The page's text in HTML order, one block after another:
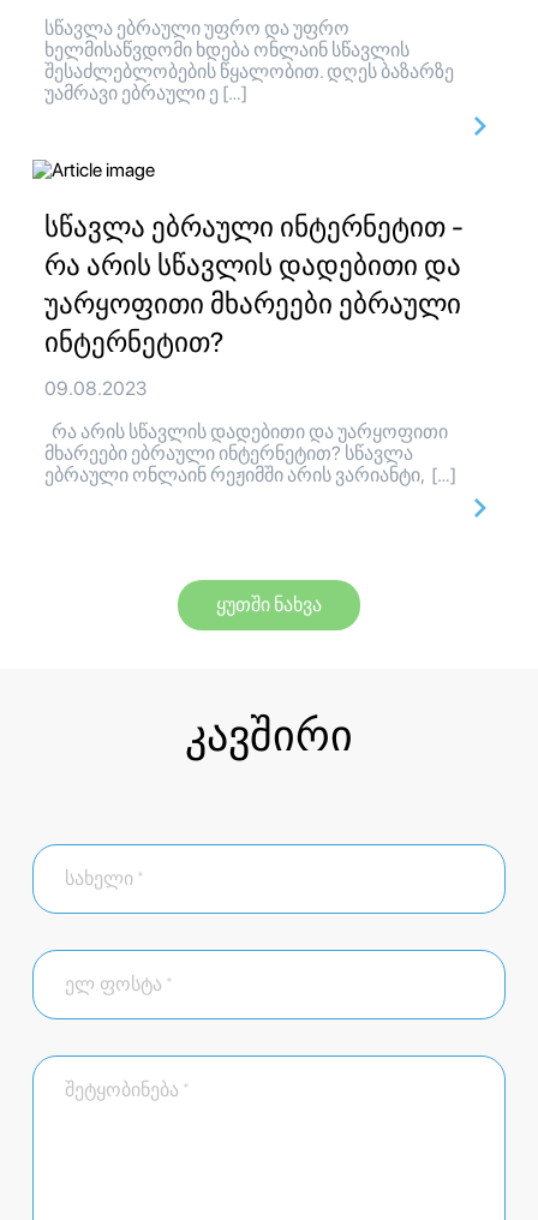
სწავლა ებრაული უფრო და უფრო
ხელმისაწვდომი ხდება ონლაინ სწავლის
შესაძლებლობების წყალობით. დღეს ბაზარზე
უამრავი ებრაული ე […]
სწავლა ებრაული ინტერნეტით -
რა არის სწავლის დადებითი და
უარყოფითი მხარეები ებრაული
ინტერნეტით?
09.08.2023
რა არის სწავლის დადებითი და უარყოფითი
მხარეები ებრაული ინტერნეტით? სწავლა
ებრაული ონლაინ რეჟიმში არის ვარიანტი, […]
ყუთში ნახვა
კავშირი